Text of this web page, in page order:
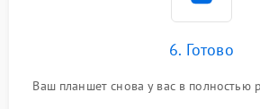
6. Готово
Ваш планшет снова у вас в полностью